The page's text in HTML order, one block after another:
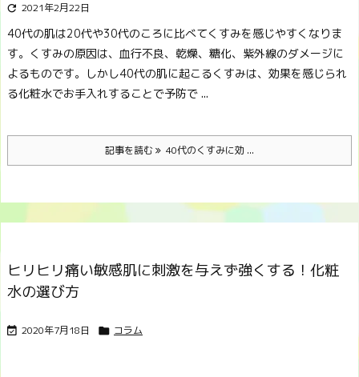
 2021年2月22日
40代の肌は20代や30代のころに比べてくすみを感じやすくなりま
す。くすみの原因は、血行不良、乾燥、糖化、紫外線のダメージに
よるものです。 しかし40代の肌に起こるくすみは、効果を感じられ
る化粧水でお手入れすることで予防で ...
記事を読む 40代のくすみに効 ...
ヒリヒリ痛い敏感肌に刺激を与えず強くする！化粧
水の選び方
 2020年7月18日  コラム